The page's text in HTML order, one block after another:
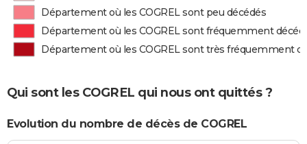
Département où les COGREL sont peu décédés
Département où les COGREL sont fréquemment
Département où les COGREL sont très fréquemment
Qui sont les COGREL qui nous ont quittés ?
Evolution du nombre de décès de COGREL